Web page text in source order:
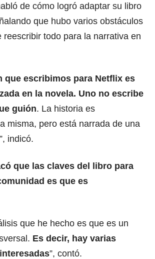
de cómo logró adaptar su libro
que hubo varios obstáculos
reescribir todo para la narrativa en
que escribimos para Netflix es
en la novela. Uno no escribe
guión. La historia es
misma, pero está narrada de una
indicó.
que las claves del libro para
es que es
que he hecho es que es un
Es decir, hay varias
”, contó.